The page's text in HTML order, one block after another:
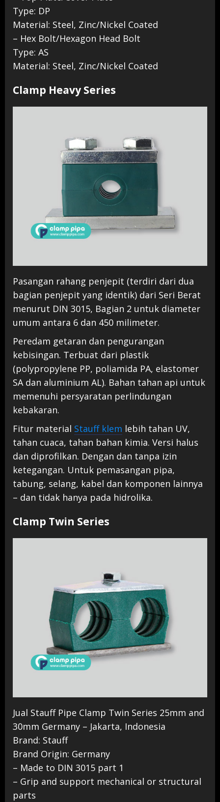
Type: DP
Material: Steel, Zinc/Nickel Coated
– Hex Bolt/Hexagon Head Bolt
Type: AS
Material: Steel, Zinc/Nickel Coated
Clamp Heavy Series
Pasangan rahang penjepit (terdiri dari dua
bagian penjepit yang identik) dari Seri Berat
menurut DIN 3015, Bagian 2 untuk diameter
umum antara 6 dan 450 milimeter.
Peredam getaran dan pengurangan
kebisingan. Terbuat dari plastik
(polypropylene PP, poliamida PA, elastomer
SA dan aluminium AL). Bahan tahan api untuk
memenuhi persyaratan perlindungan
kebakaran.
Fitur material Stauff klem lebih tahan UV,
tahan cuaca, tahan bahan kimia. Versi halus
dan diprofilkan. Dengan dan tanpa izin
ketegangan. Untuk pemasangan pipa,
tabung, selang, kabel dan komponen lainnya
– dan tidak hanya pada hidrolika.
Clamp Twin Series
Jual Stauff Pipe Clamp Twin Series 25mm and
30mm Germany – Jakarta, Indonesia
Brand: Stauff
Brand Origin: Germany
– Made to DIN 3015 part 1
– Grip and support mechanical or structural
parts